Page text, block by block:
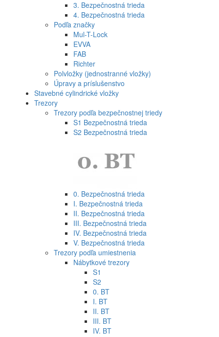
3. Bezpečnostná trieda
4. Bezpečnostná trieda
Podľa značky
Mul-T-Lock
EVVA
FAB
Richter
Polvložky (jednostranné vložky)
Úpravy a príslušenstvo
Stavebné cylindrické vložky
Trezory
Trezory podľa bezpečnostnej triedy
S1 Bezpečnostná trieda
S2 Bezpečnostná trieda
0. Bezpečnostná trieda
I. Bezpečnostná trieda
II. Bezpečnostná trieda
III. Bezpečnostná trieda
IV. Bezpečnostná trieda
V. Bezpečnostná trieda
Trezory podľa umiestnenia
Nábytkové trezory
S1
S2
0. BT
I. BT
II. BT
III. BT
IV. BT